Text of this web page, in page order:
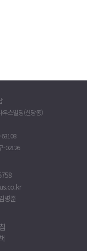
스빌딩(신당동)
-02126
병준